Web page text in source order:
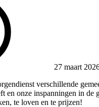
27 maart
verschillende
en onze inspanningen in
te loven en te prijzen!